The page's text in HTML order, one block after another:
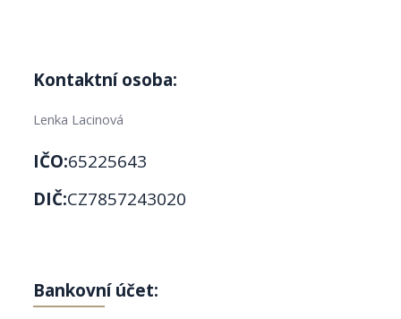
Kontaktní osoba:
Lenka Lacinová
IČO:65225643
DIČ:CZ7857243020
Bankovní účet: